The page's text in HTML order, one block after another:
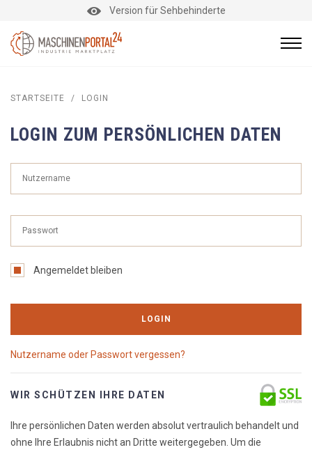
Version für Sehbehinderte
STARTSEITE / LOGIN
LOGIN ZUM PERSÖNLICHEN DATEN
Angemeldet bleiben
LOGIN
Nutzername oder Passwort vergessen?
WIR SCHÜTZEN IHRE DATEN
Ihre persönlichen Daten werden absolut vertraulich behandelt und
ohne Ihre Erlaubnis nicht an Dritte weitergegeben. Um die